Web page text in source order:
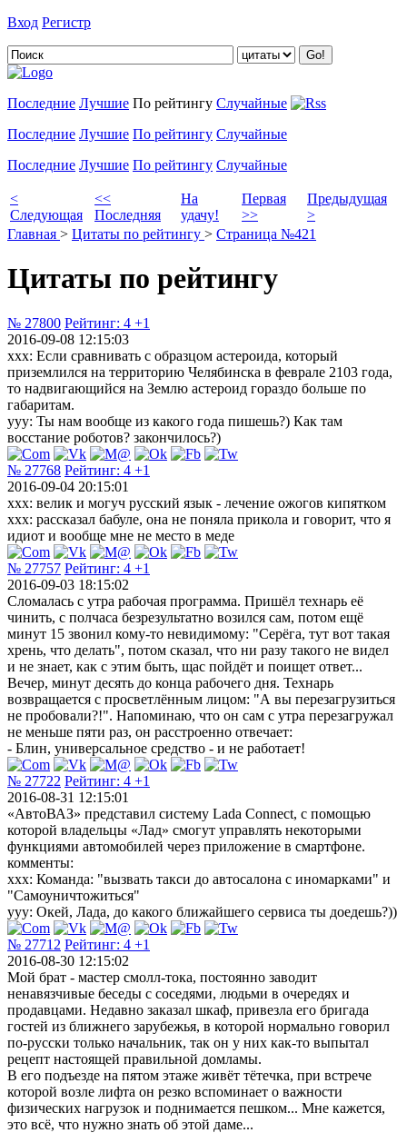
Вход Регистр
Последние Лучшие По рейтингу Случайные
Последние Лучшие По рейтингу Случайные
Последние Лучшие По рейтингу Случайные
<
Следующая
<<
Последняя
На
удачу!
Первая
>>
Предыдущая
>
Главная > Цитаты по рейтингу > Страница №421
Цитаты по рейтингу
№ 27800 Рейтинг: 4 +1
2016-09-08 12:15:03
xxx: Если сравнивать с образцом астероида, который
приземлился на территорию Челябинска в феврале 2103 года,
то надвигающийся на Землю астероид гораздо больше по
габаритам.
yyy: Ты нам вообще из какого года пишешь?) Как там
восстание роботов? закончилось?)
№ 27768 Рейтинг: 4 +1
2016-09-04 20:15:01
xxx: велик и могуч русский язык - лечение ожогов кипятком
xxx: рассказал бабуле, она не поняла прикола и говорит, что я
идиот и вообще мне не место в меде
№ 27757 Рейтинг: 4 +1
2016-09-03 18:15:02
Сломалась с утра рабочая программа. Пришёл технарь её
чинить, с полчаса безрезультатно возился сам, потом ещё
минут 15 звонил кому-то невидимому: "Серёга, тут вот такая
хрень, что делать", потом сказал, что ни разу такого не видел
и не знает, как с этим быть, щас пойдёт и поищет ответ...
Вечер, минут десять до конца рабочего дня. Технарь
возвращается с просветлённым лицом: "А вы перезагрузиться
не пробовали?!". Напоминаю, что он сам с утра перезагружал
не меньше пяти раз, он расстроенно отвечает:
- Блин, универсальное средство - и не работает!
№ 27722 Рейтинг: 4 +1
2016-08-31 12:15:01
«АвтоВАЗ» представил систему Lada Connect, с помощью
которой владельцы «Лад» смогут управлять некоторыми
функциями автомобилей через приложение в смартфоне.
комменты:
ххх: Команда: "вызвать такси до автосалона с иномарками" и
"Самоуничтожиться"
ууу: Окей, Лада, до какого ближайшего сервиса ты доедешь?))
№ 27712 Рейтинг: 4 +1
2016-08-30 12:15:02
Мой брат - мастер смолл-тока, постоянно заводит
ненавязчивые беседы с соседями, людьми в очередях и
продавцами. Недавно заказал шкаф, привезла его бригада
гостей из ближнего зарубежья, в которой нормально говорил
по-русски только начальник, так он у них как-то выпытал
рецепт настоящей правильной домламы.
В его подъезде на пятом этаже живёт тётечка, при встрече
которой возле лифта он резко вспоминает о важности
физических нагрузок и поднимается пешком... Мне кажется,
это всё, что нужно знать об этой даме...